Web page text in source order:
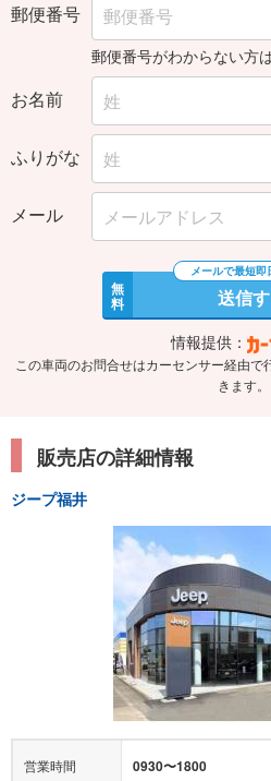
郵便番号
郵便番号がわからない方
お名前
ふりがな
メール
無
料 送信
情報提供：
この車両のお問合せはカーセンサー経由
きます。
販売店の詳細情報
ジープ福井
営業時間 0930〜1800